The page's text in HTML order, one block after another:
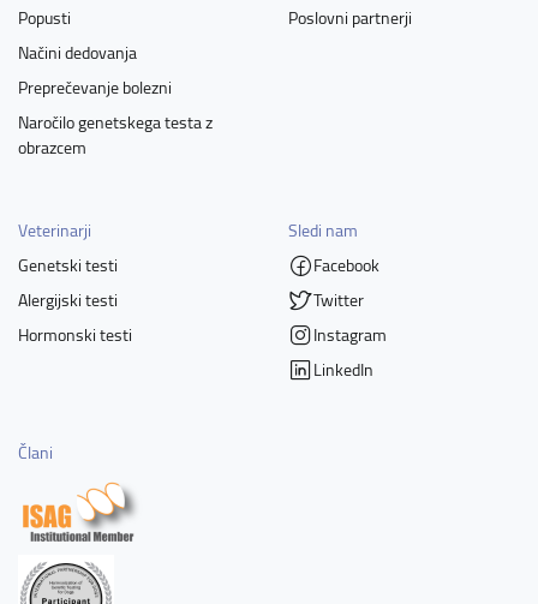
Popusti
Načini dedovanja
Preprečevanje bolezni
Naročilo genetskega testa z
obrazcem
Poslovni partnerji
Veterinarji
Genetski testi
Alergijski testi
Hormonski testi
Sledi nam
Facebook
Twitter
Instagram
LinkedIn
Člani